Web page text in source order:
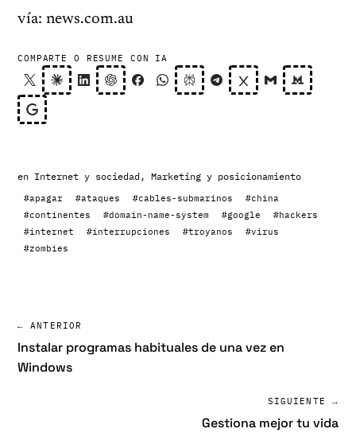
vía: news.com.au
COMPARTE O RESUME CON IA
en Internet y sociedad , Marketing y posicionamiento
#apagar #ataques #cables-submarinos
#china
#continentes
#domain-name-system #google
#hackers
#internet
#interrupciones #troyanos
#virus
#zombies
← ANTERIOR
Instalar programas habituales de una vez en
Windows
SIGUIENTE →
Gestiona mejor tu vida